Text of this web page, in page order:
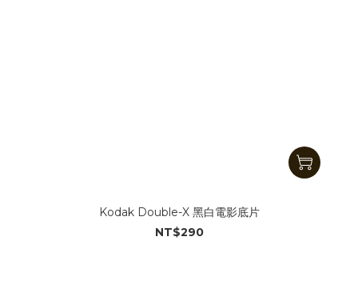
Kodak Double-X 黑白電影底片
NT$290